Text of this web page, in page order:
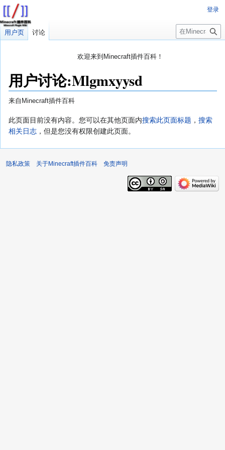
欢迎来到Minecraft插件百科！
因近日遭受攻击，百科现已限制编辑，有意编辑请加入插件百科企
用户讨论:Mlgmxyysd
来自Minecraft插件百科
跳
转
航
跳
转
索
此页面目前没有内容。您可以在其他页面内搜索此页面标题 ， 搜索
相关日志 ，但是您没有权限创建此页面。
登录
用户页 讨论
搜
索
隐私政策 关于Minecraft插件百科 免责声明